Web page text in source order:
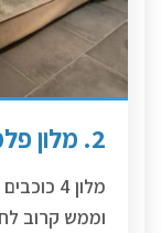
2. מלון פלמירה
מלון 4
וממש קרוב